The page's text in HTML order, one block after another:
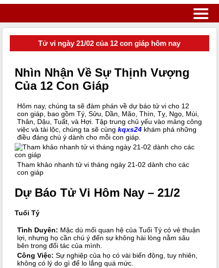
Tử vi ngày 21/02 của 12 con giáp hôm nay
Nhìn Nhận Về Sự Thịnh Vượng
Của 12 Con Giáp
Hôm nay, chúng ta sẽ đàm phán về dự báo tử vi cho 12
con giáp, bao gồm Tý, Sửu, Dần, Mão, Thìn, Tỵ, Ngọ, Mùi,
Thân, Dậu, Tuất, và Hợi. Tập trung chủ yếu vào mảng công
việc và tài lộc, chúng ta sẽ cùng kqxs24 khám phá những
điều đáng chú ý dành cho mỗi con giáp.
Tham khảo nhanh tử vi tháng ngày 21-02 dành cho các
con giáp
Dự Báo Tử Vi Hôm Nay – 21/2
Tuổi Tý
Tình Duyên: Mặc dù mối quan hệ của Tuổi Tý có vẻ thuận
lợi, nhưng họ cần chú ý đến sự không hài lòng nằm sâu
bên trong đối tác của mình.
Công Việc: Sự nghiệp của họ có vài biến động, tuy nhiên,
không có lý do gì để lo lắng quá mức.